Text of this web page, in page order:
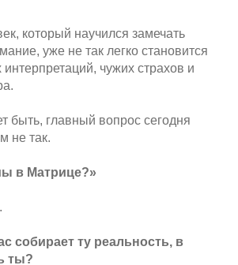
который научился замечать
уже не так легко становится
чужих страхов и
быть, главный вопрос сегодня
не так.
в Матрице?»
собирает ту реальность, в
ты?